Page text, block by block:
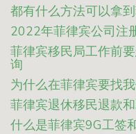
都有什么方法可以拿
2022年菲律宾公司注
菲律宾移民局工作前
询
为什么在菲律宾要找
菲律宾退休移民退款
什么是菲律宾9G工签